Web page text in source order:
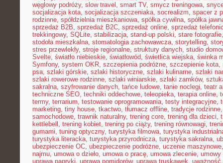
węglowy podróży, slow travel , smart TV, smycz treningowa,
socjalizacja kota, socjalizacja szczeniaka, socrealizm, spacer z
rodzinne, spółdzielnia mieszkaniowa, spółka cywilna, spółka
sprzedaż B2B, sprzedaż B2C, sprzedaż online, sprzedaż
trekkingowy, SQLite, stabilizacja, stand-up polski, stare fotografie
stodoła mieszkalna, stomatologia zachowawcza, storytelling,
stres przewlekły, stroje regionalne, struktury danych, studio
Svelte, światło niebieskie, światłowód, świetlica wiejska, świnka
Symfony, system OKR, szczepienia podróżne, szczepienie kota,
psa, szlaki górskie, szlaki historyczne, szlaki kulinarne, szlaki
szlaki rowerowe rodzinne, szlaki winiarskie, szlaki zamków,
sakralna, szyfrowanie danych, tańce ludowe, tanie noclegi, teatr
techniczne SEO, techniki oddechowe, teleopieka, terapia online,
termy, terrarium, testowanie oprogramowania, testy integracyjne,
marketing, tiny house, tkactwo, tłumacz offline, tradycje rodzinne
samochodowe, trawnik naturalny, trening core, trening dla dzieci,
kettlebell , trening kobiet, trening po ciąży, trening równowagi,
gumami, tuning optyczny, turystyka filmowa, turystyka
turystyka literacka, turystyka przyrodnicza, turystyka sakralna,
ubezpieczenie OC, ubezpieczenie podróżne, uczenie maszynowe
najmu, umowa o dzieło, umowa o pracę, umowa zlecenie, umowy
uprawa papryki, uprawa pomidorów, uprawa truskawek, uważność